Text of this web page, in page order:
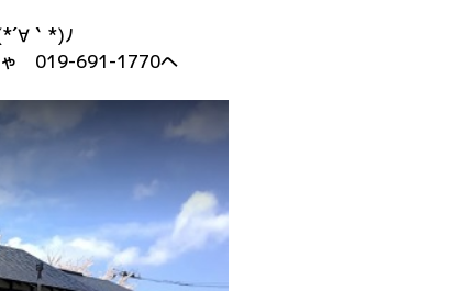
｀*)ﾉ
ゃ 019-691-1770へ